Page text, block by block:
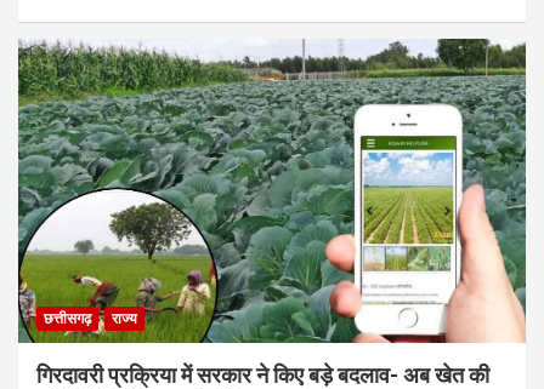
छत्तीसगढ़ राज्य
गिरदावरी प्रक्रिया में सरकार ने किए बड़े बदलाव- अब खेत की